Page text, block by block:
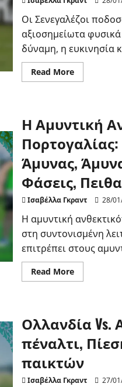
Παικτών
Οι Σενεγαλέζοι
αξιοσημείωτα
δύναμη, η ευκινησία
Read MoreRead
more
Σενεγάλης
στο
Παιχνίδι:
Δύναμη,
Επίδραση
Παίκτη
Η Αμυντική
Άμυνας,
Φάσεις,
Ισαβέλλα Γκραντ 28/
Η αμυντική
στη συντονισμένη
επιτρέπει στους
Read MoreRead
more
της
Άμυνας,
Άμυνα
σε
Στημένες
Φάσεις,
Ολλανδία Vs.
πέναλτι,
παικτών
Ισαβέλλα Γκραντ 27/